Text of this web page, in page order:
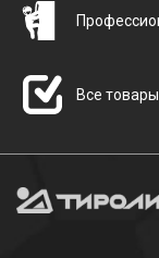
Все